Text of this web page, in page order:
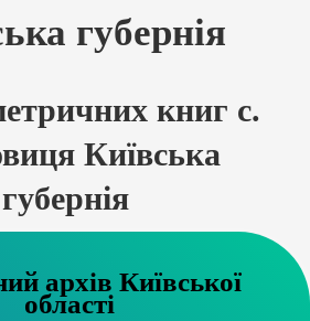
губернія
книг с.
Київська
губернія
Київської
області